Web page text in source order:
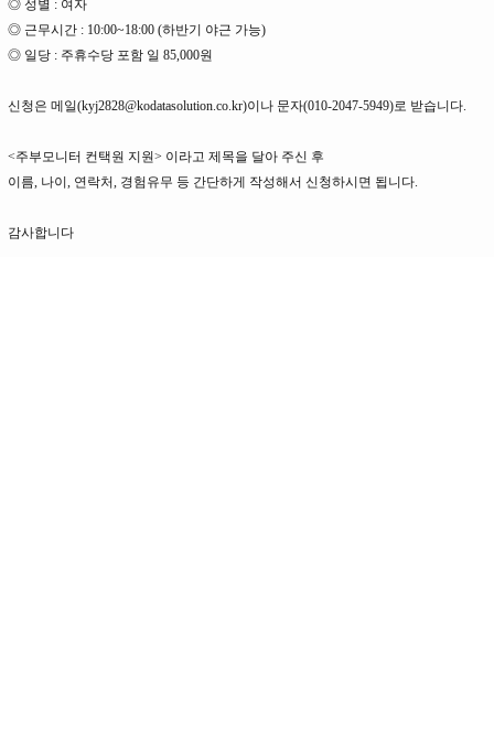
◎ 성별 : 여자
◎ 근무시간 : 10:00~18:00 (하반기 야근 가능)
◎ 일당 : 주휴수당 포함 일 85,000원
신청은 메일(kyj2828@kodatasolution.co.kr)이나 문자(010-2047-5949)로 받습니다.
<주부모니터 컨택원 지원> 이라고 제목을 달아 주신 후
이름, 나이, 연락처, 경험유무 등 간단하게 작성해서 신청하시면 됩니다.
감사합니다